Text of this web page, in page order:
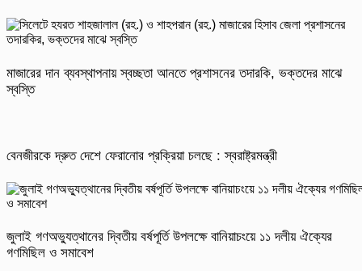
মাজারের দান ব্যবস্থাপনায় স্বচ্ছতা আনতে প্রশাসনের তদারকি, ভক্তদের মাঝে
স্বস্তি
বেনজীরকে দ্রুত দেশে ফেরানোর প্রক্রিয়া চলছে : স্বরাষ্ট্রমন্ত্রী
জুলাই গণঅভ্যুত্থানের দ্বিতীয় বর্ষপূর্তি উপলক্ষে বানিয়াচংয়ে ১১ দলীয় ঐক্যের
গণমিছিল ও সমাবেশ